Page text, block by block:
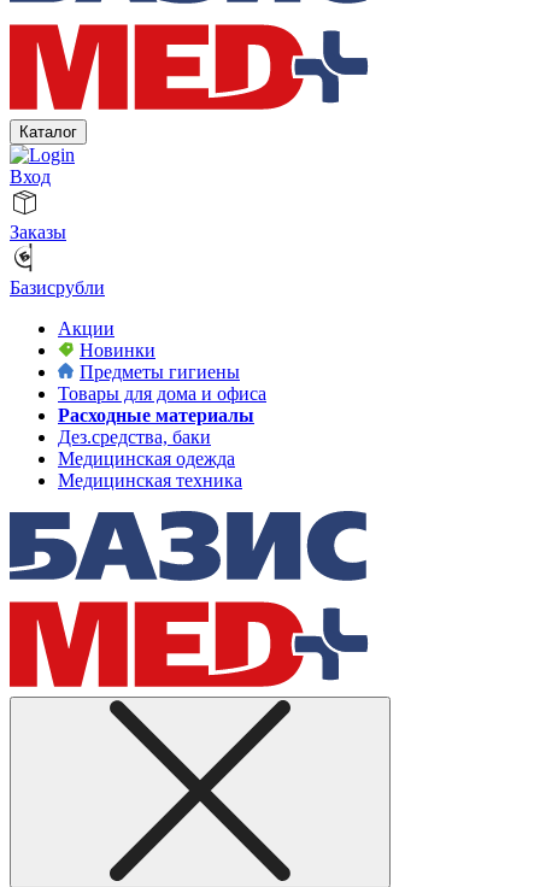
Каталог
Вход
Заказы
Базисрубли
Акции
Новинки
Предметы гигиены
Товары для дома и офиса
Расходные материалы
Дез.средства, баки
Медицинская одежда
Медицинская техника